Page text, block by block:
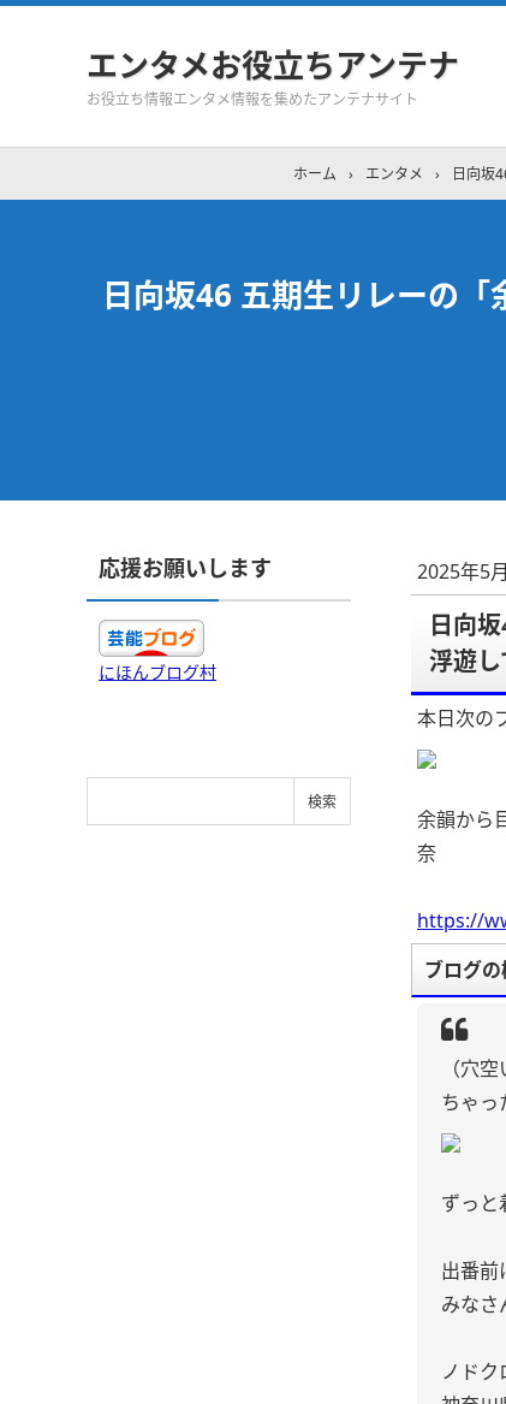
エンタメお役立ちアンテナ
お役立ち情報エンタメ情報を集めたアンテナサイト
ホーム › エンタメ › 日向坂
日向坂46 五期生リレーの
2025年5
日向
浮遊し
本日次の
余韻から
奈
https://
ブログ
（穴
ちゃっ
ずっ
出番前
みなさ
ノド
応援お願いします
にほんブログ村